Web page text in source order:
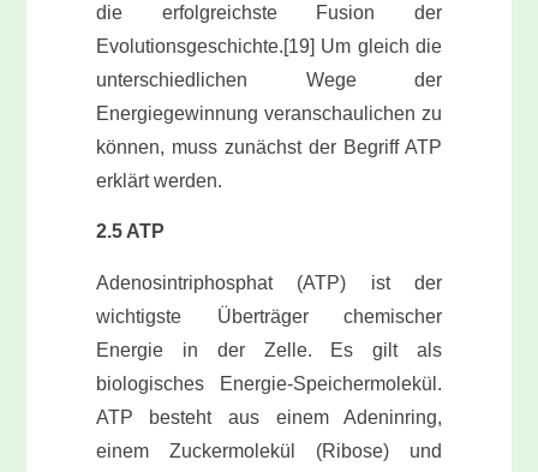
die erfolgreichste Fusion der
Evolutionsgeschichte.[19] Um gleich die
unterschiedlichen Wege der
Energiegewinnung veranschaulichen zu
können, muss zunächst der Begriff ATP
erklärt werden.
2.5 ATP
Adenosintriphosphat (ATP) ist der
wichtigste Überträger chemischer
Energie in der Zelle. Es gilt als
biologisches Energie-Speichermolekül.
ATP besteht aus einem Adeninring,
einem Zuckermolekül (Ribose) und